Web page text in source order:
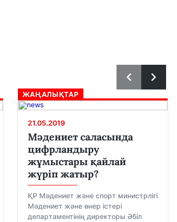
ЖАҢАЛЫҚТАР
21.05.2019
Мәдениет саласында
цифрландыру
жұмыстары қайлай
жүріп жатыр?
ҚР Мәдениет және спорт министрлігі
Мәдениет және өнер істері
департаментінің директоры Әбіл